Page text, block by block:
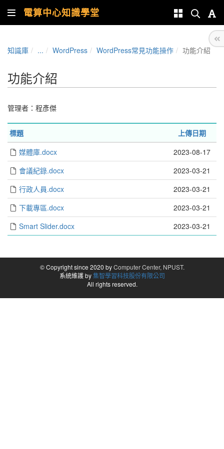
電算中心知識學堂
知識庫 ... WordPress WordPress常見功能操作 功能介紹
功能介紹
管理者： 程彥傑
標題
上傳日期
媒體庫.docx
2023-08-17
會議紀錄.docx
2023-03-21
行政人員.docx
2023-03-21
下載專區.docx
2023-03-21
Smart Slider.docx
2023-03-21
© Copyright since 2020 byComputer Center, NPUST.
系統維護 by集智學習科技股份有限公司
All rights reserved.